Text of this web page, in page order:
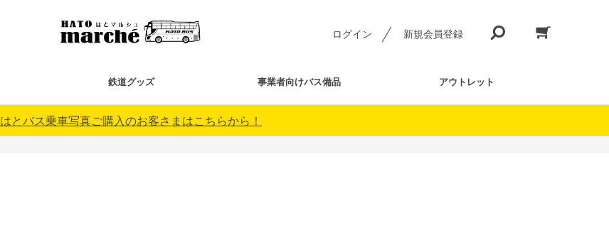
ログイン 新規会員登録
鉄道グッズ 事業者向けバス備品 アウトレット
はとバス乗車写真ご購入のお客さまはこちらから！